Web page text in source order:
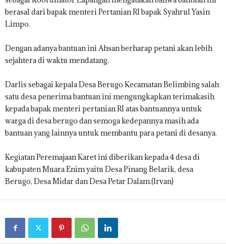
berasal dari bapak menteri Pertanian RI bapak Syahrul Yasin
Limpo.
Dengan adanya bantuan ini Ahsan berharap petani akan lebih
sejahtera di waktu mendatang.
Darlis sebagai kepala Desa Berugo Kecamatan Belimbing salah
satu desa penerima bantuan ini mengungkapkan terimakasih
kepada bapak menteri pertanian RI atas bantuannya untuk
warga di desa berugo dan semoga kedepannya masih ada
bantuan yang lainnya untuk membantu para petani di desanya.
Kegiatan Peremajaan Karet ini diberikan kepada 4 desa di
kabupaten Muara Enim yaitu Desa Pinang Belarik, desa
Berugo, Desa Midar dan Desa Petar Dalam.(Irvan)